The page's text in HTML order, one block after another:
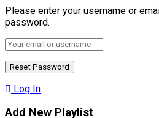
Please enter your username or
password.
Log In
Add New Playlist